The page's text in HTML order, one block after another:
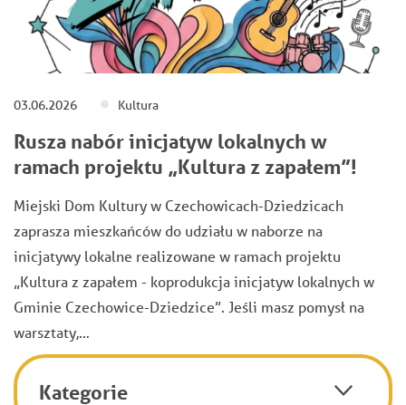
03.06.2026 Kultura
Rusza nabór inicjatyw lokalnych w
ramach projektu „Kultura z zapałem”!
Miejski Dom Kultury w Czechowicach-Dziedzicach
zaprasza mieszkańców do udziału w naborze na
inicjatywy lokalne realizowane w ramach projektu
„Kultura z zapałem - koprodukcja inicjatyw lokalnych w
Gminie Czechowice-Dziedzice”. Jeśli masz pomysł na
warsztaty,…
Kategorie